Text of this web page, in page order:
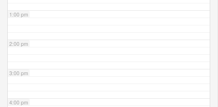
1:00 pm
2:00 pm
3:00 pm
4:00 pm